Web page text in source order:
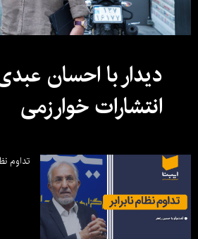
دیدار با احسان
انتشارات خوارزمی
تداوم